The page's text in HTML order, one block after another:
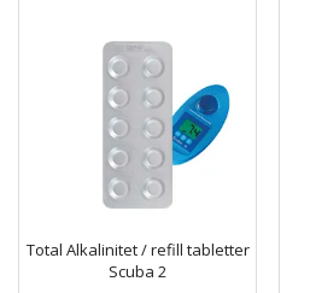
Total Alkalinitet / refill tabletter
Scuba 2